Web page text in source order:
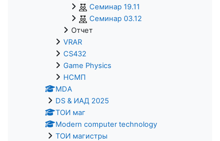
Семинар 19.11
Семинар 03.12
Отчет
VRAR
CS432
Game Physics
НСМП
MDA
DS & ИАД 2025
ТОИ маг
Modern computer technology
ТОИ магистры